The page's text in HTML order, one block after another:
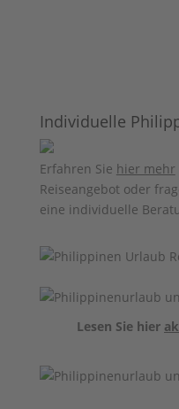
Individuelle
Erfahren Sie hier mehr
Reiseangebot oder
eine individuelle
Lesen Sie hier